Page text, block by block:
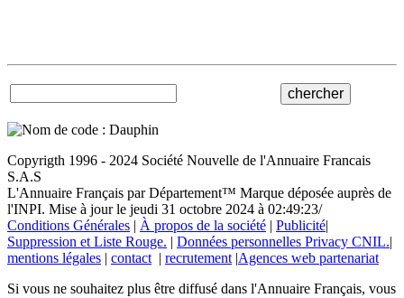
Copyrigth 1996 - 2024 Société Nouvelle de l'Annuaire Francais
S.A.S
L'Annuaire Français par Département™ Marque déposée auprès de
l'INPI. Mise à jour le jeudi 31 octobre 2024 à 02:49:23/
Conditions Générales | À propos de la société | Publicité|
Suppression et Liste Rouge. | Données personnelles Privacy CNIL.|
mentions légales | contact | recrutement |Agences web partenariat
Si vous ne souhaitez plus être diffusé dans l'Annuaire Français, vous